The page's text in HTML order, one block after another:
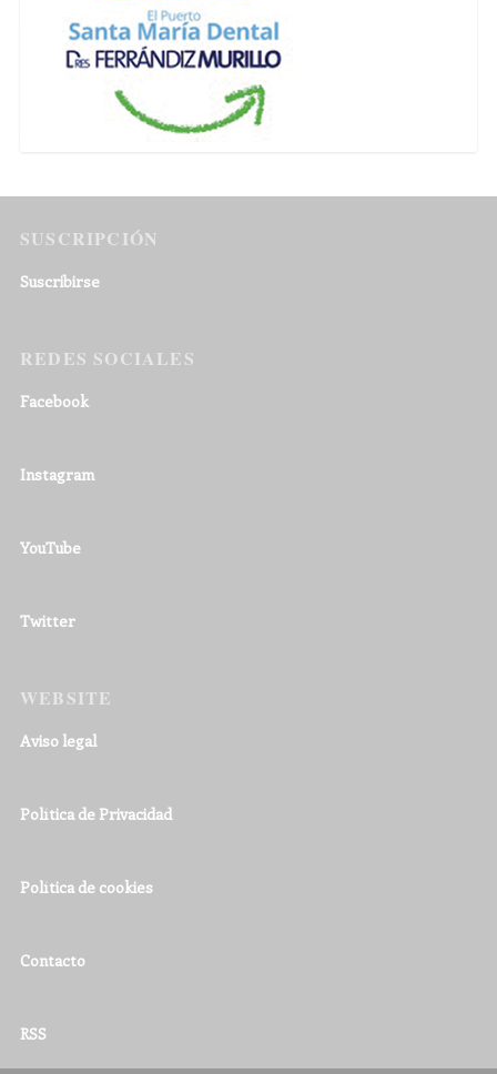
SUSCRIPCIÓN
Suscribirse
REDES SOCIALES
Facebook
Instagram
YouTube
Twitter
WEBSITE
Aviso legal
Política de Privacidad
Política de cookies
Contacto
RSS